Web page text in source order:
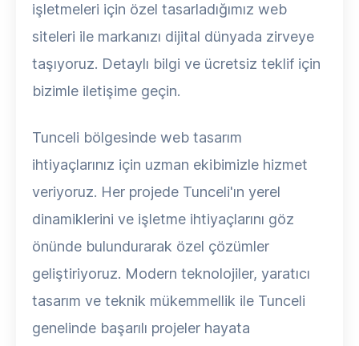
işletmeleri için özel tasarladığımız web
siteleri ile markanızı dijital dünyada zirveye
taşıyoruz. Detaylı bilgi ve ücretsiz teklif için
bizimle iletişime geçin.
Tunceli bölgesinde web tasarım
ihtiyaçlarınız için uzman ekibimizle hizmet
veriyoruz. Her projede Tunceli'ın yerel
dinamiklerini ve işletme ihtiyaçlarını göz
önünde bulundurarak özel çözümler
geliştiriyoruz. Modern teknolojiler, yaratıcı
tasarım ve teknik mükemmellik ile Tunceli
genelinde başarılı projeler hayata